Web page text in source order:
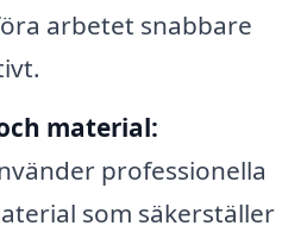
arbetet snabbare
material:
professionella
som säkerställer